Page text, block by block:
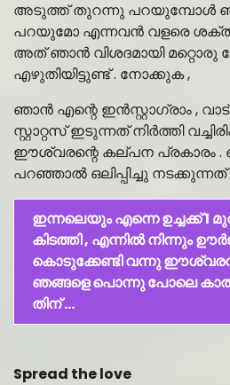
അടുത്ത് തുറന്നു പറയുമ്പോൾ
പറയുമോ എന്നവൻ വളരെ
അത് ഞാൻ വിശദമായി മറ്റൊരു
എഴുതിയിട്ടുണ്ട് . നോക്കുക ,
ഞാൻ എന്റെ ഇൻസ്റ്റാഗ്രാം ,
സ്റ്റാറ്റസ് ഇടുന്നത് നിർത്തി
ഈശ്വരന്റെ കല്പന പ്രകാരം .
പറഞ്ഞാൽ ഒലിപ്പിച്ചു നടക്കുന്നത്
ഇന്നലെയും എന്നെ ഉച്ചക്ക് 1
കിടത്തി , എന്നിൽ
കൊടുക്കേണ്ടി വന്നു
ഞങ്ങളെ പൊന്നു പോലെ
തിന് …
Spread the love